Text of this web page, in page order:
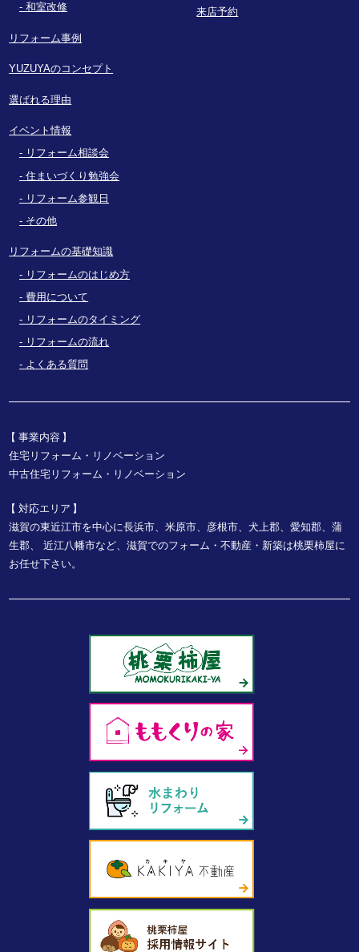
和室改修
リフォーム事例
YUZUYAのコンセプト
選ばれる理由
イベント情報
リフォーム相談会
住まいづくり勉強会
リフォーム参観日
その他
リフォームの基礎知識
リフォームのはじめ方
費用について
リフォームのタイミング
リフォームの流れ
よくある質問
来店予約
事業内容
住宅リフォーム・リノベーション
中古住宅リフォーム・リノベーション
対応エリア
滋賀の東近江市を中心に長浜市、米原市、彦根市、犬上郡、愛知郡、蒲
生郡、
近江八幡市など、滋賀でのフォーム・不動産・新築は桃栗柿屋に
お任せ下さい。